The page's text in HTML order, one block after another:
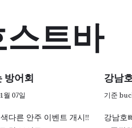
트바
방어회
월 07일
다른 안주 이벤트 개시!!
강남
기준
강남호